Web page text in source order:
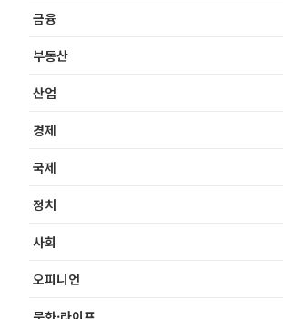
금융
부동산
산업
경제
국제
정치
사회
오피니언